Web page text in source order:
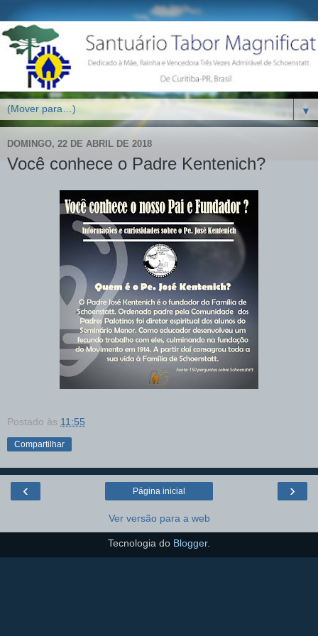
▼
DOMINGO, 22 DE ABRIL DE 2018
Você conhece o Padre Kentenich?
Postado às 11:55
Compartilhar
‹ ›
Página inicial
Ver versão para a web
Tecnologia do Blogger.